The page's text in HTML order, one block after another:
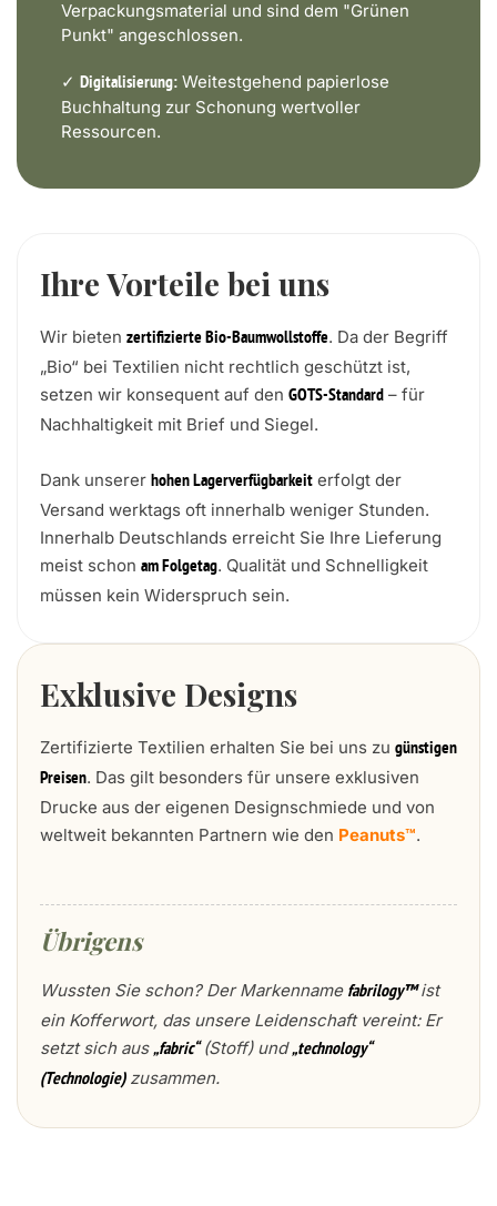
Verpackungsmaterial und sind dem "Grünen
Punkt" angeschlossen.
✓ Digitalisierung: Weitestgehend papierlose
Buchhaltung zur Schonung wertvoller
Ressourcen.
Ihre Vorteile bei uns
Wir bieten zertifizierte Bio-Baumwollstoffe. Da der Begriff
„Bio“ bei Textilien nicht rechtlich geschützt ist,
setzen wir konsequent auf den GOTS-Standard – für
Nachhaltigkeit mit Brief und Siegel.
Dank unserer hohen Lagerverfügbarkeit erfolgt der
Versand werktags oft innerhalb weniger Stunden.
Innerhalb Deutschlands erreicht Sie Ihre Lieferung
meist schon am Folgetag. Qualität und Schnelligkeit
müssen kein Widerspruch sein.
Exklusive Designs
Zertifizierte Textilien erhalten Sie bei uns zu günstigen
Preisen. Das gilt besonders für unsere exklusiven
Drucke aus der eigenen Designschmiede und von
weltweit bekannten Partnern wie den Peanuts™.
Übrigens
Wussten Sie schon? Der Markenname fabrilogy™ist
ein Kofferwort, das unsere Leidenschaft vereint: Er
setzt sich aus„fabric“(Stoff) und„technology“
(Technologie)zusammen.